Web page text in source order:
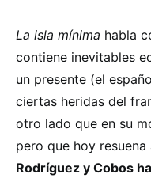
La isla mínima habla
contiene inevitables
un presente (el
ciertas heridas del
otro lado que en su
pero que hoy
Rodríguez y Cobos